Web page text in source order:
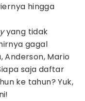
hingga
yang tidak
gagal
Anderson, Mario
saja daftar
ke tahun? Yuk,